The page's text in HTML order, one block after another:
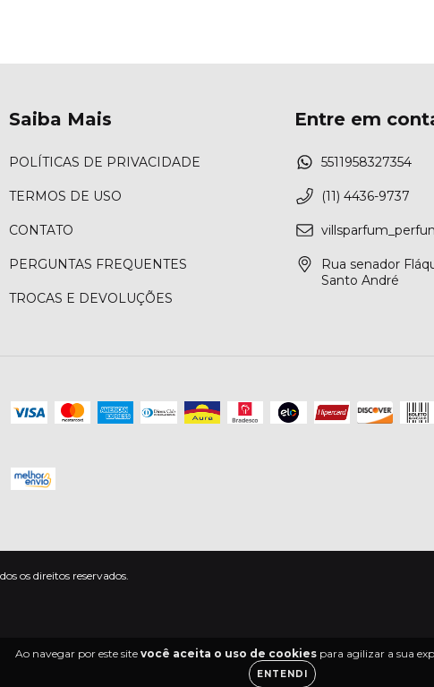
Ao navegar por este site você aceita o uso de cookiespara agilizar a sua
ENTENDI
Saiba Mais
POLÍTICAS DE PRIVACIDADE
TERMOS DE USO
CONTATO
PERGUNTAS FREQUENTES
TROCAS E DEVOLUÇÕES
Entre em
5511958327354
(11) 4436-9737
Rua senador
Santo André
os direitos reservados.